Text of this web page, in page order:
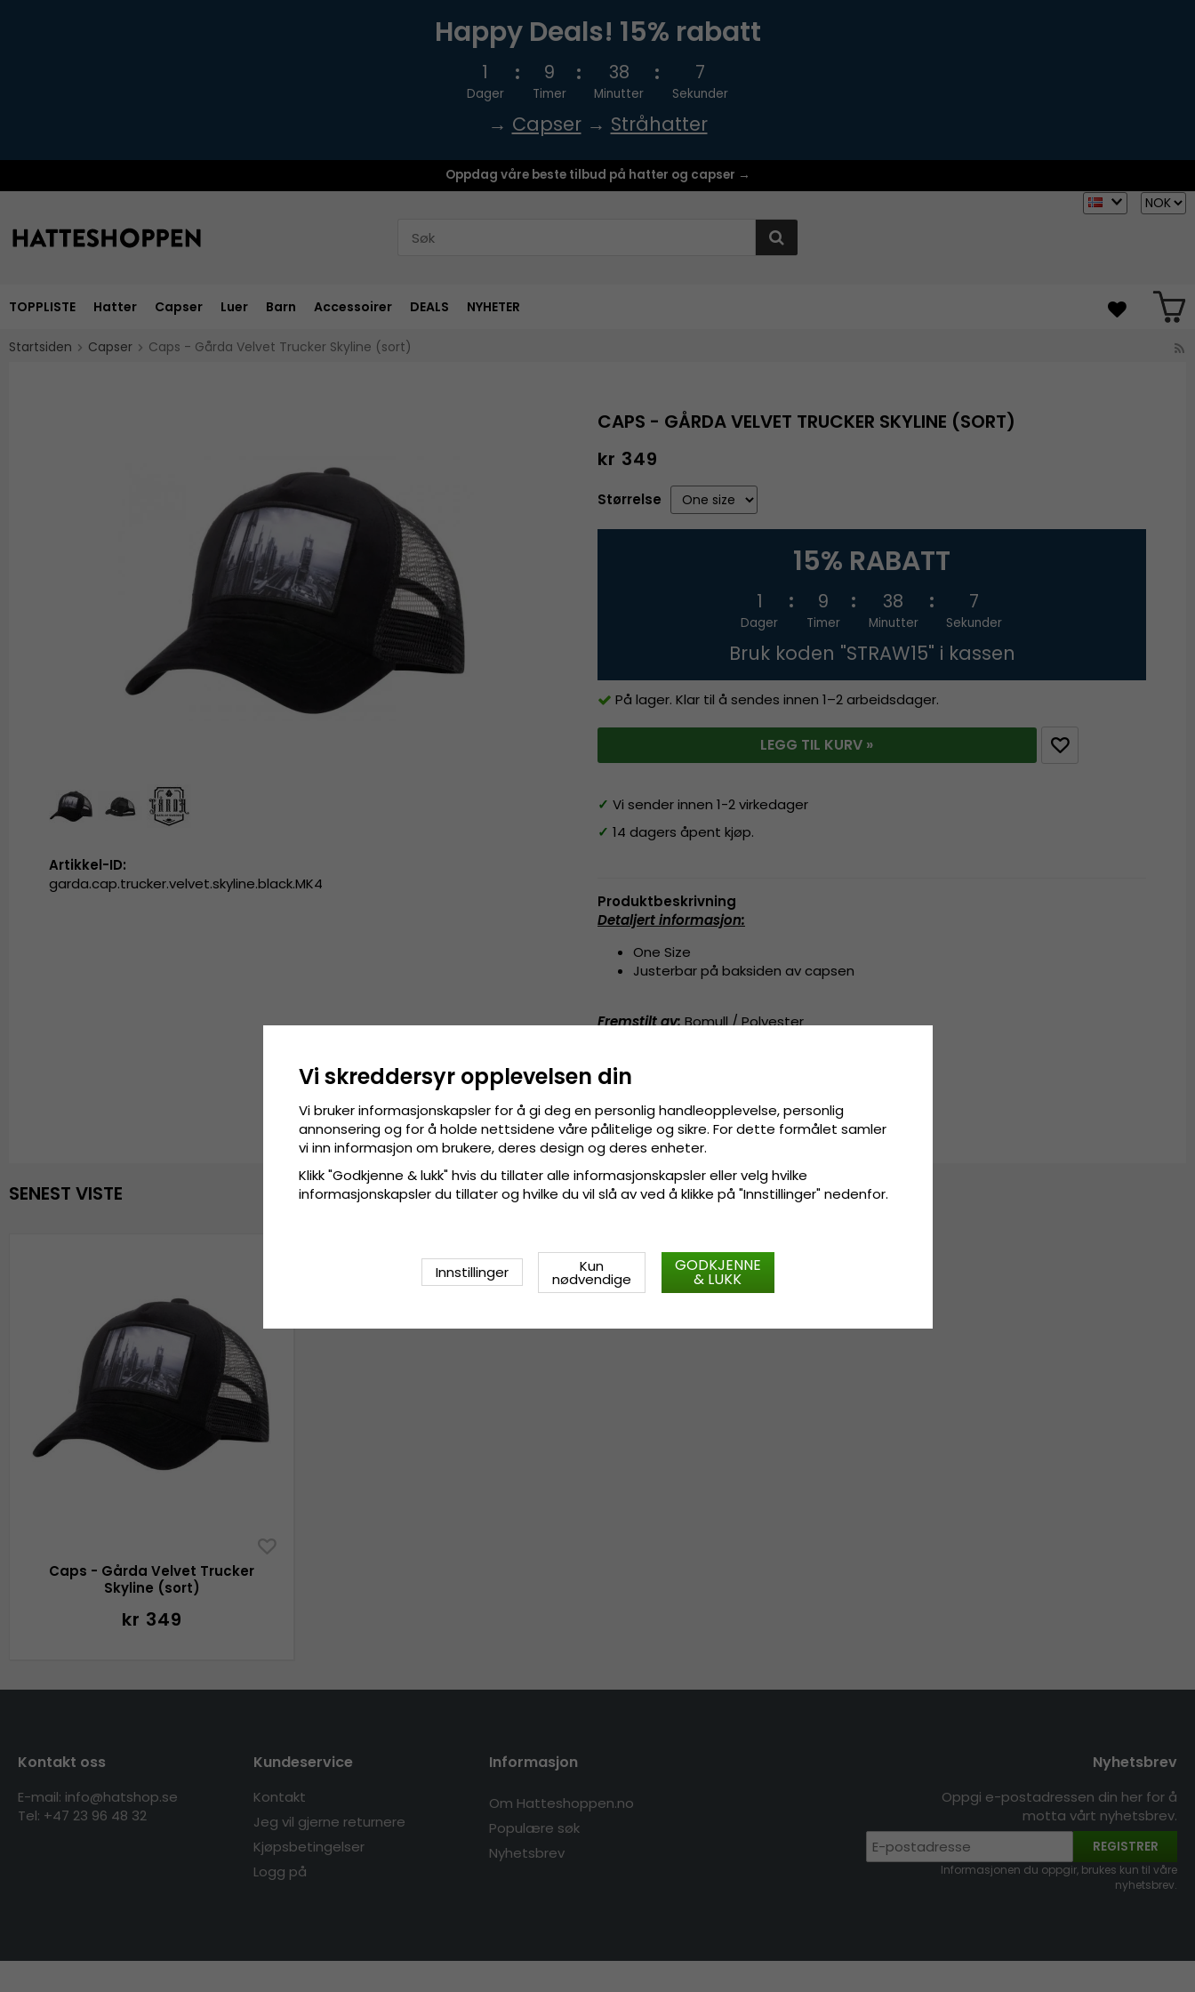
Happy Deals! 15% rabatt
1
Dager
9
Timer
38
Minutter
7
Sekunder
→ Capser→ Stråhatter
Oppdag våre beste tilbud på hatter og capser →
TOPPLISTE Hatter Capser Luer Barn Accessoirer DEALS NYHETER
Startsiden Capser Caps - Gårda Velvet Trucker Skyline (sort)
CAPS - GÅRDA VELVET TRUCKER SKYLINE (SORT)
kr 349
Størrelse
15% RABATT
1
Dager
9
Timer
38
Minutter
7
Sekunder
Bruk koden "STRAW15" i kassen
På lager. Klar til å sendes innen 1–2 arbeidsdager.
LEGG TIL KURV »
✓ Vi sender innen 1-2 virkedager
✓ 14 dagers åpent kjøp.
Produktbeskrivning
Detaljert informasjon:
One Size
Justerbar på baksiden av capsen
Fremstilt av:Bomull / Polyester
Artikkel-ID:
garda.cap.trucker.velvet.skyline.black.MK4
SENEST VISTE
Caps - Gårda Velvet Trucker
Skyline (sort)
kr 349
Kontakt oss
E-mail: info@hatshop.se
Tel: +47 23 96 48 32
Kundeservice
Kontakt
Jeg vil gjerne returnere
Kjøpsbetingelser
Logg på
Informasjon
Om Hatteshoppen.no
Populære søk
Nyhetsbrev
Nyhetsbrev
Oppgi e-postadressen din her for å
motta vårt nyhetsbrev.
REGISTRER
Informasjonen du oppgir, brukes kun til våre
nyhetsbrev.
Vi skreddersyr opplevelsen din
Vi bruker informasjonskapsler for å gi deg en personlig handleopplevelse, personlig
annonsering og for å holde nettsidene våre pålitelige og sikre. For dette formålet samler
vi inn informasjon om brukere, deres design og deres enheter.
Klikk "Godkjenne & lukk" hvis du tillater alle informasjonskapsler eller velg hvilke
informasjonskapsler du tillater og hvilke du vil slå av ved å klikke på "Innstillinger" nedenfor.
Innstillinger Kun
nødvendige
GODKJENNE
& LUKK